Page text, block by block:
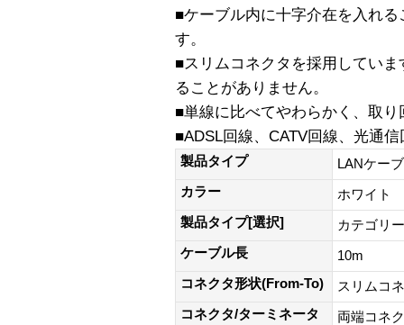
■ケーブル内に十字介在を入れ
す。
■スリムコネクタを採用してい
ることがありません。
■単線に比べてやわらかく、取
■ADSL回線、CATV回線、光通
製品タイプ
LANケー
カラー
ホワイト
製品タイプ[選択]
カテゴリ
ケーブル長
10m
コネクタ形状(From-To)
スリムコ
コネクタ/ターミネータ
両端コネ